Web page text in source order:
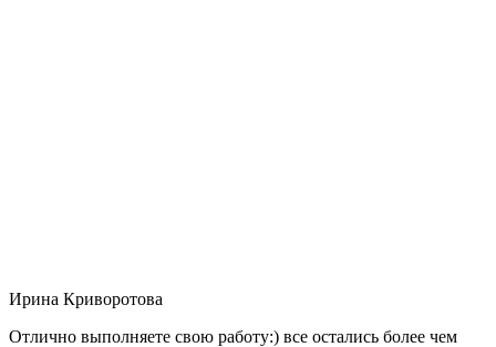
Ирина Криворотова
Отлично выполняете свою работу:) все остались более чем